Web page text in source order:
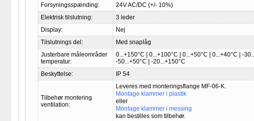
Forsyningsspænding:
24V AC/DC (+/- 10%)
Elektrisk tilslutning:
3 leder
Display:
Nej
Tilslutnings del:
Med snaplåg
Justerbare måleområder
temperatur:
0...+150°C | 0...+100°C | 0...+50°C | 0...+40°C | -
-50...+50°C | -20...+150°C
Beskyttelse:
IP 54
Tilbehør montering
ventilation:
Leveres med monteringsflange MF-06-K.
Montage klammer i plastik
eller
Montage klammer i messing
kan bestilles som tilbehør.